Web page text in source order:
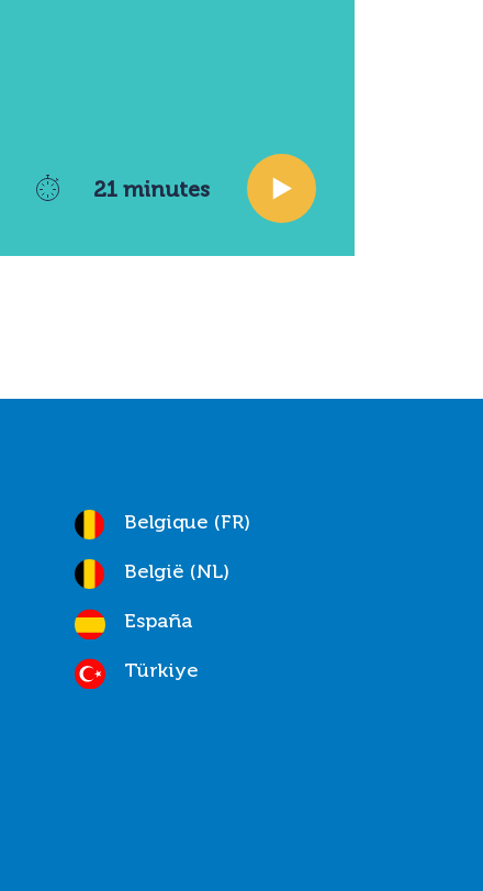
21 minutes
Belgique (FR)
België (NL)
España
Türkiye